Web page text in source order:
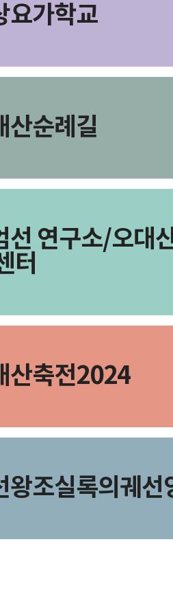
요가학교
산순례길
선 연구소/오대
터
산축전2024
왕조실록의궤선